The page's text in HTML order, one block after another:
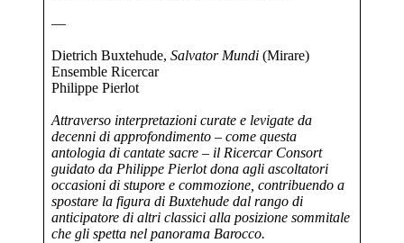
—
Dietrich Buxtehude, Salvator Mundi (Mirare)
Ensemble Ricercar
Philippe Pierlot
Attraverso interpretazioni curate e levigate da
decenni di approfondimento – come questa
antologia di cantate sacre – il Ricercar Consort
guidato da Philippe Pierlot dona agli ascoltatori
occasioni di stupore e commozione, contribuendo a
spostare la figura di Buxtehude dal rango di
anticipatore di altri classici alla posizione sommitale
che gli spetta nel panorama Barocco.